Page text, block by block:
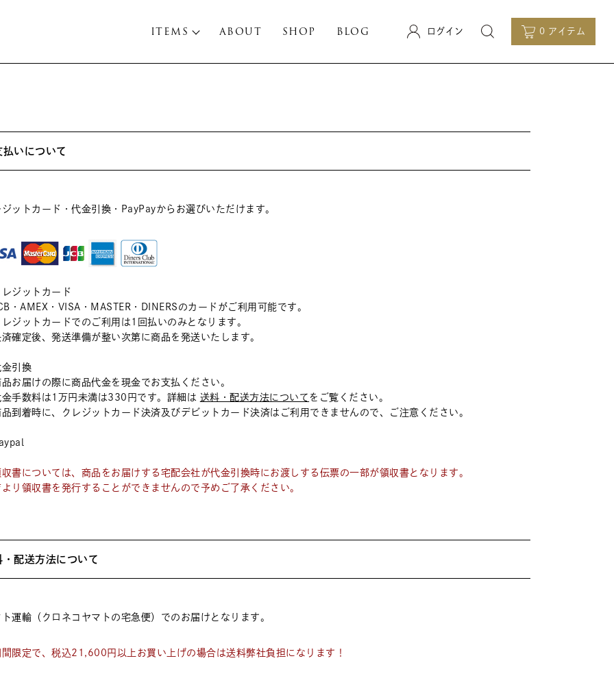
ITEMS ABOUT SHOP BLOG ログイン 0 アイテム
払いについて
ジットカード・代金引換・PayPayからお選びいただけます。
ジットカード
・AMEX・VISA・MASTER・DINERSのカードがご利用可能です。
レジットカードでのご利用は1回払いのみとなります。
確定後、発送準備が整い次第に商品を発送いたします。
引換
お届けの際に商品代金を現金でお支払ください。
金手数料は1万円未満は330円です。詳細は 送料・配送方法について をご覧ください。
品到着時に、クレジットカード決済及びデビットカード決済はご利用できませんので、ご注意ください。
書については、商品をお届けする宅配会社が代金引換時にお渡しする伝票の一部が領収書となります。
より領収書を発行することができませんので予めご了承ください。
・配送方法について
運輸（クロネコヤマトの宅急便）でのお届けとなります。
限定で、税込21,600円以上お買い上げの場合は送料弊社負担になります！